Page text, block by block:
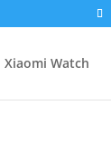
Xiaomi Watch